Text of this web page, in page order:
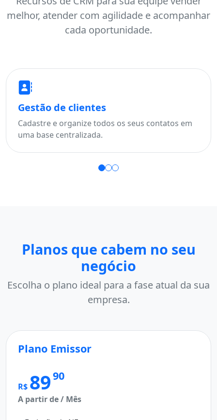
melhor, atender com agilidade e acompanhar
cada oportunidade.
Gestão de clientes
Cadastre e organize todos os seus contatos em
uma base centralizada.
Planos que cabem no seu
negócio
Escolha o plano ideal para a fase atual da sua
empresa.
Plano Emissor
R$ 89 90
A partir de / Mês